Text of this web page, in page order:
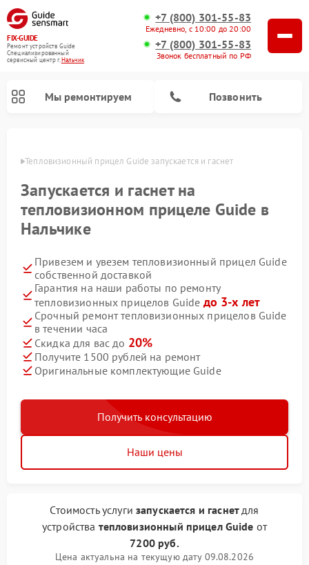
FIX-GUIDE
Ремонт устройств Guide
Специализированный
cервисный центр г.Нальчик
+7 (800) 301-55-83
Ежедневно, с 10:00 до 20:00
+7 (800) 301-55-83
Звонок бесплатный по РФ
Мы ремонтируем Позвонить
Тепловизионный прицел Guide запускается и гаснет
Запускается и гаснет на
тепловизионном прицеле Guide в
Нальчике
Привезем и увезем тепловизионный прицел Guide
собственной доставкой
Гарантия на наши работы по ремонту
тепловизионных прицелов Guide до 3-х лет
Срочный ремонт тепловизионных прицелов Guide
в течении часа
Скидка для вас до 20%
Получите 1500 рублей на ремонт
Оригинальные комплектующие Guide
Получить консультацию
Наши цены
Стоимость услуги запускается и гаснетдля
устройства тепловизионный прицел Guide от
7200 руб.
Цена актуальна на текущую дату 09.08.2026